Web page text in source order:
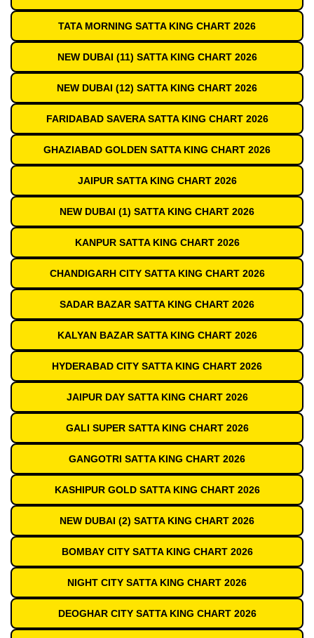
TATA MORNING SATTA KING CHART 2026
NEW DUBAI (11) SATTA KING CHART 2026
NEW DUBAI (12) SATTA KING CHART 2026
FARIDABAD SAVERA SATTA KING CHART 2026
GHAZIABAD GOLDEN SATTA KING CHART 2026
JAIPUR SATTA KING CHART 2026
NEW DUBAI (1) SATTA KING CHART 2026
KANPUR SATTA KING CHART 2026
CHANDIGARH CITY SATTA KING CHART 2026
SADAR BAZAR SATTA KING CHART 2026
KALYAN BAZAR SATTA KING CHART 2026
HYDERABAD CITY SATTA KING CHART 2026
JAIPUR DAY SATTA KING CHART 2026
GALI SUPER SATTA KING CHART 2026
GANGOTRI SATTA KING CHART 2026
KASHIPUR GOLD SATTA KING CHART 2026
NEW DUBAI (2) SATTA KING CHART 2026
BOMBAY CITY SATTA KING CHART 2026
NIGHT CITY SATTA KING CHART 2026
DEOGHAR CITY SATTA KING CHART 2026